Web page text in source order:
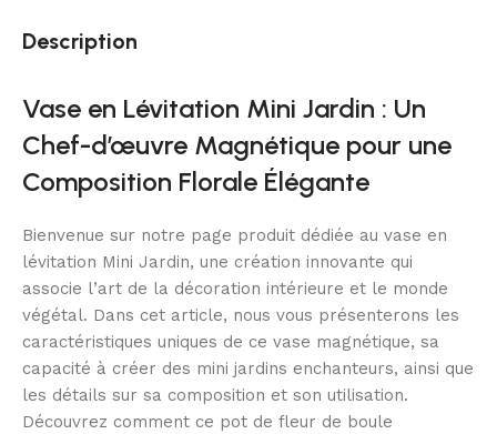
Description
Vase en Lévitation Mini Jardin : Un
Chef-d’œuvre Magnétique pour une
Composition Florale Élégante
Bienvenue sur notre page produit dédiée au vase en
lévitation Mini Jardin, une création innovante qui
associe l’art de la décoration intérieure et le monde
végétal. Dans cet article, nous vous présenterons les
caractéristiques uniques de ce vase magnétique, sa
capacité à créer des mini jardins enchanteurs, ainsi que
les détails sur sa composition et son utilisation.
Découvrez comment ce pot de fleur de boule